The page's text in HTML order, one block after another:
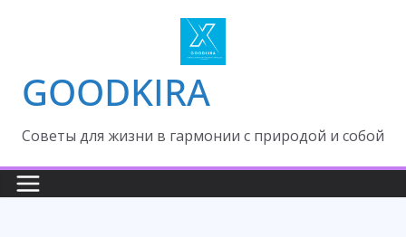
GOODKIRA
Cоветы для жизни в гармонии с природой и собой